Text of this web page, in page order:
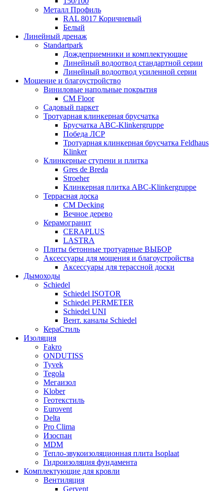
Металл Профиль
RAL 8017 Коричневый
Белый
Линейный дренаж
Standartpark
Дождеприемники и комплектующие
Линейный водоотвод стандартной серии
Линейный водоотвод усиленной серии
Мощение и благоустройство
Виниловые напольные покрытия
CM Floor
Садовый паркет
Тротуарная клинкерная брусчатка
Брусчатка АВС-Klinkergruppe
Победа ЛСР
Тротуарная клинкерная брусчатка Feldhaus
Klinker
Клинкерные ступени и плитка
Gres de Breda
Stroeher
Клинкерная плитка ABC-Klinkergruppe
Террасная доска
CM Decking
Вечное дерево
Керамогранит
CERAPLUS
LASTRA
Плиты бетонные тротуарные ВЫБОР
Аксессуары для мощения и благоустройства
Аксессуары для терассной доски
Дымоходы
Schiedel
Schiedel ISOTOR
Schiedel PERMETER
Schiedel UNI
Вент. каналы Schiedel
КераСтиль
Изоляция
Fakro
ONDUTISS
Tyvek
Tegola
Мегаизол
Klober
Геотекстиль
Eurovent
Delta
Pro Clima
Изоспан
MDM
Тепло-звукоизоляционная плита Isoplaat
Гидроизоляция фундамента
Комплектующие для кровли
Вентиляция
Gervent